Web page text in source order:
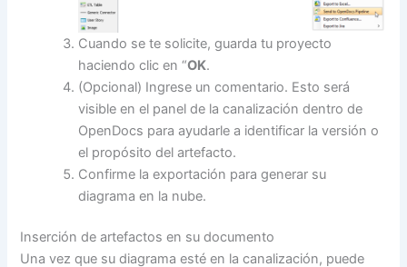
Cuando se te solicite, guarda tu proyecto
haciendo clic en “OK.
(Opcional) Ingrese un comentario. Esto será
visible en el panel de la canalización dentro de
OpenDocs para ayudarle a identificar la versión o
el propósito del artefacto.
Confirme la exportación para generar su
diagrama en la nube.
Inserción de artefactos en su documento
Una vez que su diagrama esté en la canalización, puede